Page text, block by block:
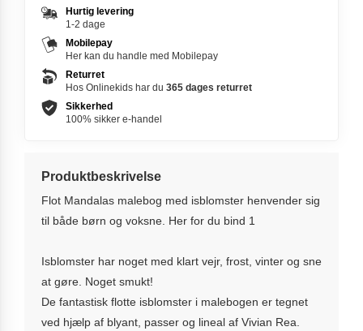
Hurtig levering
1-2 dage
Mobilepay
Her kan du handle med Mobilepay
Returret
Hos Onlinekids har du 365 dages returret
Sikkerhed
100% sikker e-handel
Produktbeskrivelse
Flot Mandalas malebog med isblomster henvender sig
til både børn og voksne. Her for du bind 1
Isblomster har noget med klart vejr, frost, vinter og sne
at gøre. Noget smukt!
De fantastisk flotte isblomster i malebogen er tegnet
ved hjælp af blyant, passer og lineal af Vivian Rea.